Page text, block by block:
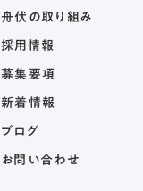
舟伏の取り組み
採用情報
募集要項
新着情報
ブログ
お問い合わせ